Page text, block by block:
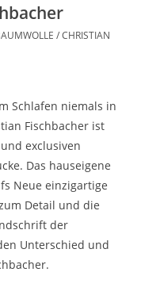
/CHRISTIAN
Schlafen niemals in
Fischbacher ist
exclusiven
Das hauseigene
Neue einzigartige
Detail und die
der
Unterschied und